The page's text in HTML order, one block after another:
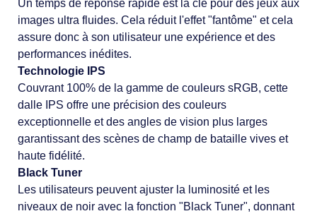
Un temps de réponse rapide est la clé pour des jeux aux
images ultra fluides. Cela réduit l'effet "fantôme" et cela
assure donc à son utilisateur une expérience et des
performances inédites.
Technologie IPS
Couvrant 100% de la gamme de couleurs sRGB, cette
dalle IPS offre une précision des couleurs
exceptionnelle et des angles de vision plus larges
garantissant des scènes de champ de bataille vives et
haute fidélité.
Black Tuner
Les utilisateurs peuvent ajuster la luminosité et les
niveaux de noir avec la fonction "Black Tuner", donnant